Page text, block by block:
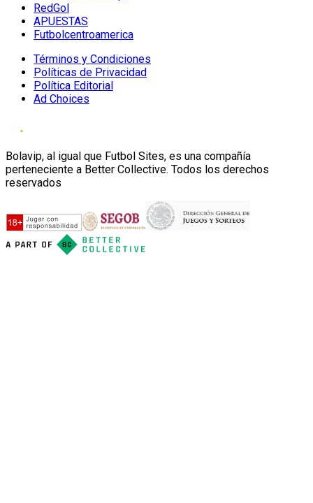
RedGol
APUESTAS
Futbolcentroamerica
Términos y Condiciones
Políticas de Privacidad
Política Editorial
Ad Choices
Bolavip, al igual que Futbol Sites, es una compañía
perteneciente a Better Collective. Todos los derechos
reservados